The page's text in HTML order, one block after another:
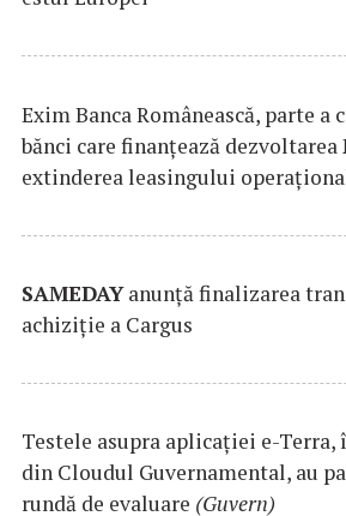
Exim Banca Românească, parte
bănci care finanțează dezvoltarea
extinderea leasingului
SAMEDAYanunță finalizarea
achiziție a Cargus
Testele asupra aplicaţiei e-
din Cloudul Guvernamental, au
rundă de evaluare (Guvern)